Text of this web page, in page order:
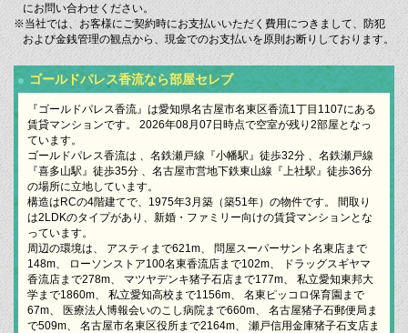
にお問い合わせください。
※当社では、お客様にご契約時にお支払いいただく費用につきまして、防犯
および金銭管理の観点から、現金でのお支払いを原則お断りしております。
ゴールドパレス香流なら部屋セレブ
『ゴールドパレス香流』は愛知県名古屋市名東区香流1丁目1107にある
賃貸マンションです。 2026年08月07日時点で空室が残り2部屋となっ
ています。
ゴールドパレス香流は 、名鉄瀬戸線『小幡駅』徒歩32分 、名鉄瀬戸線
『喜多山駅』徒歩35分 、名古屋市営地下鉄東山線『上社駅』徒歩36分
の場所に立地しています。
構造はRCの4階建てで、1975年3月築（築51年）の物件です。 間取り
は2LDKのタイプがあり、新婚・ファミリー向けの賃貸マンションとな
っています。
周辺の環境は、 アスティまで621m、 問屋スーパーサント名東店まで
148m、 ローソンストア100名東香流店まで102m、 ドラッグスギヤマ
香流店まで278m、 マツヤデンキ猪子石店まで177m、 私立愛知東邦大
学まで1860m、 私立愛知高校まで1156m、 名東ピッコロ保育園まで
67m、 医療法人博報会いのこし病院まで660m、 名古屋猪子石郵便局ま
で509m、 名古屋市名東区役所まで2164m、 瀬戸信用金庫猪子石支店ま